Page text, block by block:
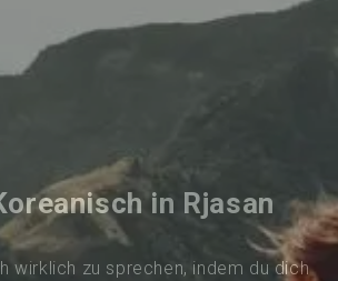
in Rjasan
wirklich zu sprechen, indem du dich